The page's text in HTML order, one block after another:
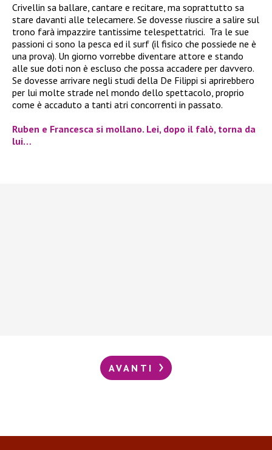
Crivellin sa ballare, cantare e recitare, ma soprattutto sa
stare davanti alle telecamere. Se dovesse riuscire a salire sul
trono farà impazzire tantissime telespettatrici. Tra le sue
passioni ci sono la pesca ed il surf (il fisico che possiede ne è
una prova). Un giorno vorrebbe diventare attore e stando
alle sue doti non è escluso che possa accadere per davvero.
Se dovesse arrivare negli studi della De Filippi si aprirebbero
per lui molte strade nel mondo dello spettacolo, proprio
come è accaduto a tanti atri concorrenti in passato.
Ruben e Francesca si mollano. Lei, dopo il falò, torna da
lui…
AVANTI